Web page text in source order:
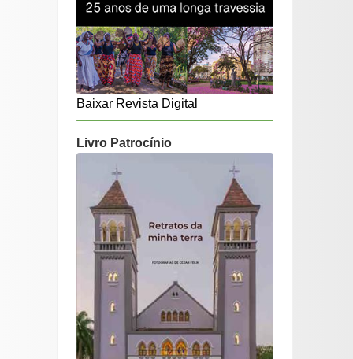
Baixar Revista Digital
Livro Patrocínio